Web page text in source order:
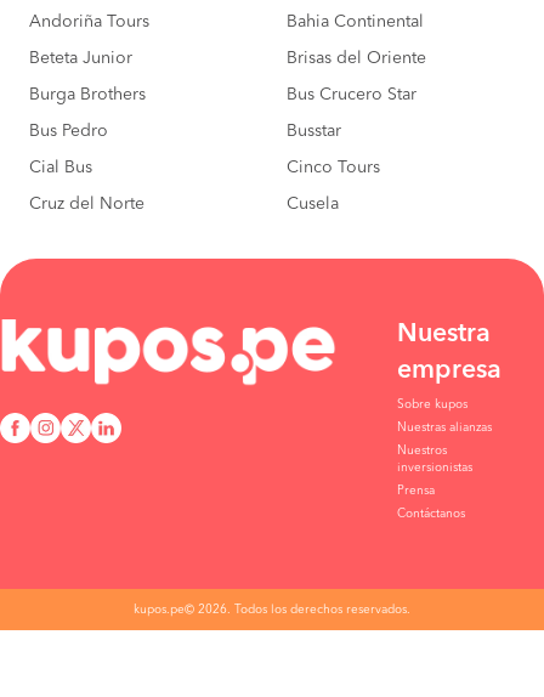
Andoriña Tours Bahia Continental
Beteta Junior Brisas del Oriente
Burga Brothers Bus Crucero Star
Bus Pedro Busstar
Cial Bus Cinco Tours
Cruz del Norte Cusela
Nuestra
empresa
Sobre kupos
Nuestras alianzas
Nuestros
inversionistas
Prensa
Contáctanos
kupos.pe© 2026. Todos los derechos reservados.